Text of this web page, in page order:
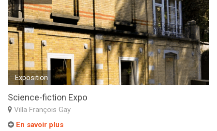
Exposition
Science-fiction Expo
Villa François Gay
En savoir plus